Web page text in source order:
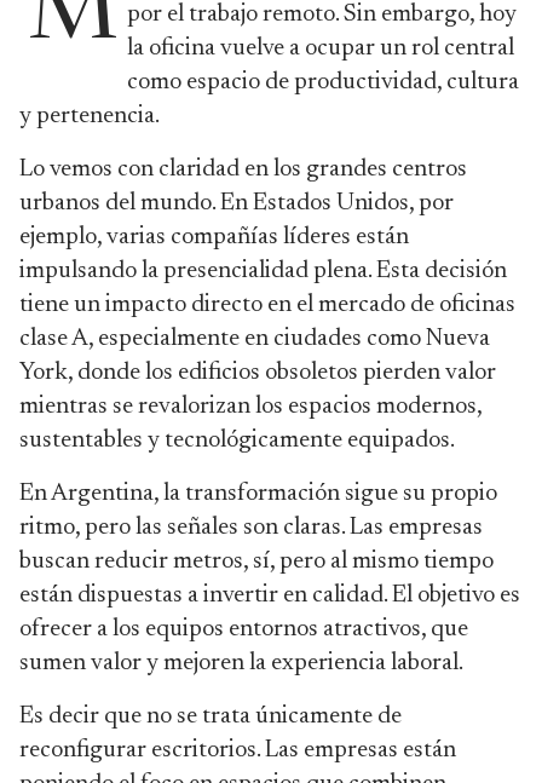
por el trabajo remoto. Sin embargo, hoy
la oficina vuelve a ocupar un rol central
como espacio de productividad, cultura
y pertenencia.
Lo vemos con claridad en los grandes centros
urbanos del mundo. En Estados Unidos, por
ejemplo, varias compañías líderes están
impulsando la presencialidad plena. Esta decisión
tiene un impacto directo en el mercado de oficinas
clase A, especialmente en ciudades como Nueva
York, donde los edificios obsoletos pierden valor
mientras se revalorizan los espacios modernos,
sustentables y tecnológicamente equipados.
En Argentina, la transformación sigue su propio
ritmo, pero las señales son claras. Las empresas
buscan reducir metros, sí, pero al mismo tiempo
están dispuestas a invertir en calidad. El objetivo es
ofrecer a los equipos entornos atractivos, que
sumen valor y mejoren la experiencia laboral.
Es decir que no se trata únicamente de
reconfigurar escritorios. Las empresas están